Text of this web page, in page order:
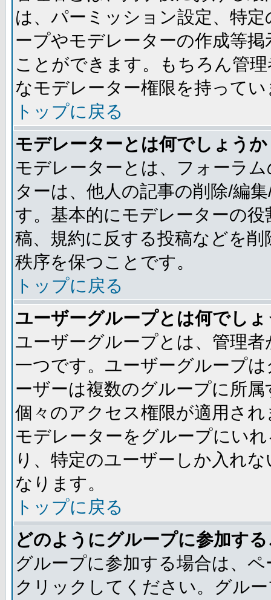
は、パーミッション設定、特
ープやモデレーターの作成等
ことができます。もちろん管
なモデレーター権限を持ってい
トップに戻る
モデレーターとは何でしょうか
モデレーターとは、フォーラ
ターは、他人の記事の削除/編
す。基本的にモデレーターの
稿、規約に反する投稿などを
秩序を保つことです。
トップに戻る
ユーザーグループとは何でし
ユーザーグループとは、管理
一つです。ユーザーグループ
ーザーは複数のグループに所
個々のアクセス権限が適用さ
モデレーターをグループにい
り、特定のユーザーしか入れ
なります。
トップに戻る
どのようにグループに参加す
グループに参加する場合は、
クリックしてください。グル